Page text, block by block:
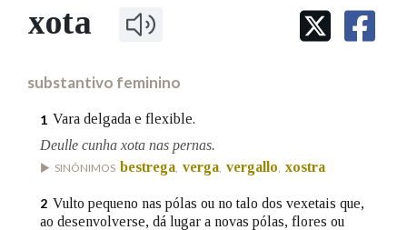
BUSCAR NO CONTIDO
Nos exemplos
xota
substantivo feminino
1 Vara delgada e flexible.
Deulle cunha xota nas pernas.
SINÓNIMOS bestrega, verga, vergallo, xostra
2 Vulto pequeno nas pólas ou no talo dos vexetais que,
ao desenvolverse, dá lugar a novas pólas, flores ou